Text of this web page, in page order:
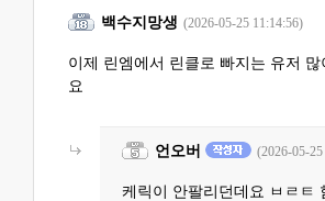
백수지망생 (2026-05-25 11:14:56)
이제 린엠에서 린클로 빠지는 유저
요
언오버 (2026-05-
케릭이 안팔리던데요 ㅂㄹㅌ